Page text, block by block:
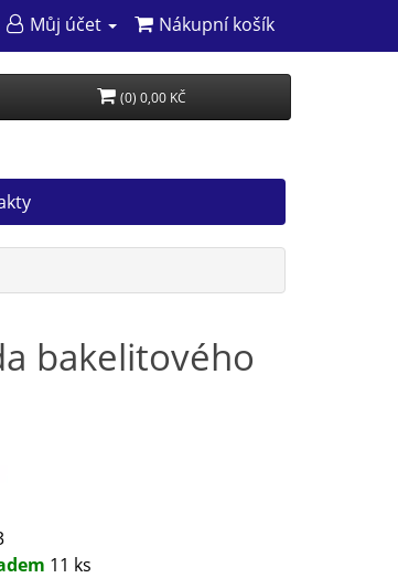
Můj účet Nákupní košík
(0) 0,00 KČ
bakelitového
11 ks